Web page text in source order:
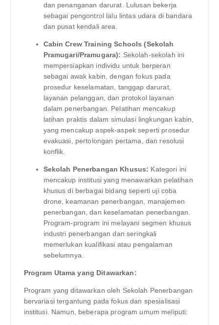
dan penanganan darurat. Lulusan bekerja
sebagai pengontrol lalu lintas udara di bandara
dan pusat kendali area.
Cabin Crew Training Schools (Sekolah
Pramugari/Pramugara): Sekolah-sekolah ini
mempersiapkan individu untuk berperan
sebagai awak kabin, dengan fokus pada
prosedur keselamatan, tanggap darurat,
layanan pelanggan, dan protokol layanan
dalam penerbangan. Pelatihan mencakup
latihan praktis dalam simulasi lingkungan kabin,
yang mencakup aspek-aspek seperti prosedur
evakuasi, pertolongan pertama, dan resolusi
konflik.
Sekolah Penerbangan Khusus: Kategori ini
mencakup institusi yang menawarkan pelatihan
khusus di berbagai bidang seperti uji coba
drone, keamanan penerbangan, manajemen
penerbangan, dan keselamatan penerbangan.
Program-program ini melayani segmen khusus
industri penerbangan dan seringkali
memerlukan kualifikasi atau pengalaman
sebelumnya.
Program Utama yang Ditawarkan:
Program yang ditawarkan oleh Sekolah Penerbangan
bervariasi tergantung pada fokus dan spesialisasi
institusi. Namun, beberapa program umum meliputi: